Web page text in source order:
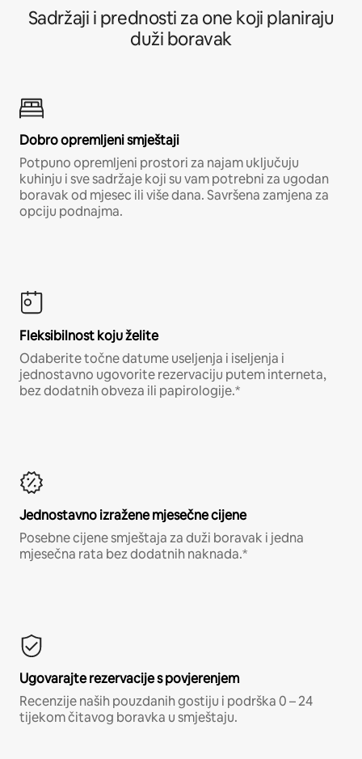
Sadržaji i prednosti za one koji planiraju
duži boravak
Dobro opremljeni smještaji
Potpuno opremljeni prostori za najam uključuju
kuhinju i sve sadržaje koji su vam potrebni za ugodan
boravak od mjesec ili više dana. Savršena zamjena za
opciju podnajma.
Fleksibilnost koju želite
Odaberite točne datume useljenja i iseljenja i
jednostavno ugovorite rezervaciju putem interneta,
bez dodatnih obveza ili papirologije.*
Jednostavno izražene mjesečne cijene
Posebne cijene smještaja za duži boravak i jedna
mjesečna rata bez dodatnih naknada.*
Ugovarajte rezervacije s povjerenjem
Recenzije naših pouzdanih gostiju i podrška 0 – 24
tijekom čitavog boravka u smještaju.